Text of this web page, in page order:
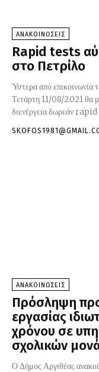
ΑΝΑΚΟΙΝΩΣΕΙΣ
Rapid tests
στο Πετρίλο
Ύστερα από
Τετάρτη 11/08/2021 θα
διενέργεια δωρεάν
ΑΝΑΚΟΙΝΩΣΕΙΣ
Πρόσληψη
εργασίας
χρόνου σε
σχολικών
Ο Δήμος Αργιθέας